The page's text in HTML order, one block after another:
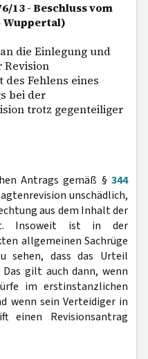
13 - Beschluss vom
Wuppertal)
die Einlegung und
Revision
des Fehlens eines
bei der
trotz gegenteiliger
Antrags gemäß § 344
unschädlich,
aus dem Inhalt der
Insoweit ist in der
allgemeinen Sachrüge
sehen, dass das Urteil
gilt auch dann, wenn
im erstinstanzlichen
wenn sein Verteidiger in
einen Revisionsantrag